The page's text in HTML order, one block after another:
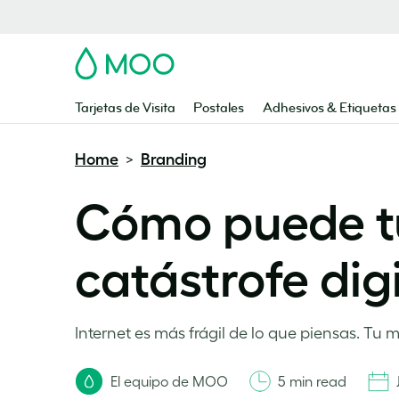
MOO
Tarjetas de Visita Postales Adhesivos & Etiquetas
Home > Branding
Cómo puede
catástrofe
Internet es más frágil de lo que piensas. Tu
El equipo de MOO 5 min read